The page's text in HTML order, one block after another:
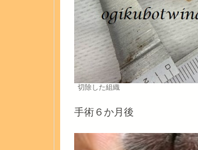
切除した組織
手術６か月後